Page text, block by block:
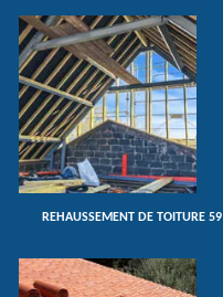
REHAUSSEMENT DE TOITURE 59